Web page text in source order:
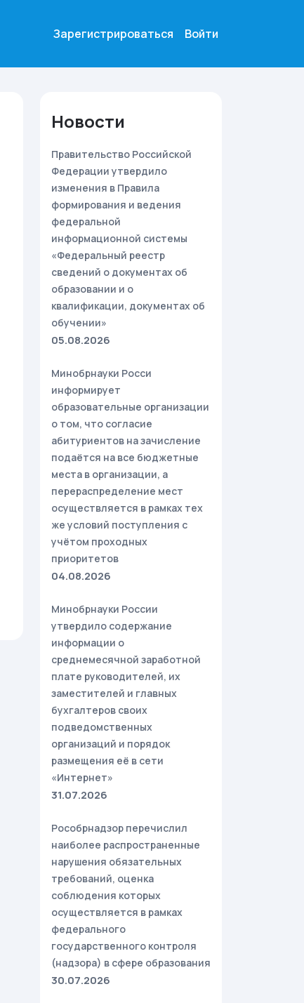
Зарегистрироваться Войти
Новости
Правительство Российской
Федерации утвердило
изменения в Правила
формирования и ведения
федеральной
информационной системы
«Федеральный реестр
сведений о документах об
образовании и о
квалификации, документах об
обучении»
05.08.2026
Минобрнауки Росси
информирует
образовательные организации
о том, что согласие
абитуриентов на зачисление
подаётся на все бюджетные
места в организации, а
перераспределение мест
осуществляется в рамках тех
же условий поступления с
учётом проходных
приоритетов
04.08.2026
Минобрнауки России
утвердило содержание
информации о
среднемесячной заработной
плате руководителей, их
заместителей и главных
бухгалтеров своих
подведомственных
организаций и порядок
размещения её в сети
«Интернет»
31.07.2026
Рособрнадзор перечислил
наиболее распространенные
нарушения обязательных
требований, оценка
соблюдения которых
осуществляется в рамках
федерального
государственного контроля
(надзора) в сфере образования
30.07.2026